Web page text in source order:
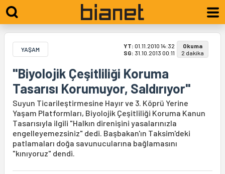
YAŞAM YT: 01.11.2010 14:32
SG: 31.10.2013 00:11
Okuma
2 dakika
"Biyolojik Çeşitliliği Koruma
Tasarısı Korumuyor, Saldırıyor"
Suyun Ticarileştirmesine Hayır ve 3. Köprü Yerine
Yaşam Platformları, Biyolojik Çeşitliliği Koruma Kanun
Tasarısıyla ilgili "Halkın direnişini yasalarınızla
engelleyemezsiniz" dedi. Başbakan'ın Taksim'deki
patlamaları doğa savunucularına bağlamasını
"kınıyoruz" dendi.